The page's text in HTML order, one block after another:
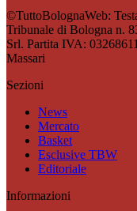
©TuttoBolognaWeb:
Tribunale di Bologna n.
Srl. Partita IVA:
Massari
Sezioni
News
Mercato
Basket
Esclusive TBW
Editoriale
Informazioni